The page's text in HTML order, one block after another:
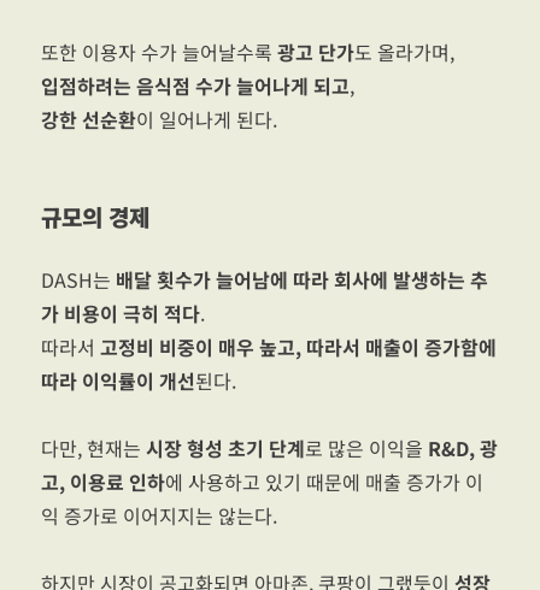
또한 이용자 수가 늘어날수록광고 단가도 올라가며,
입점하려는 음식점 수가 늘어나게 되고,
강한 선순환이 일어나게 된다.
규모의 경제
DASH는 배달 횟수가 늘어남에 따라 회사에 발생하는 추
가 비용이 극히 적다.
따라서고정비 비중이 매우 높고, 따라서 매출이 증가함에
따라 이익률이 개선된다.
다만, 현재는시장 형성 초기 단계로 많은 이익을 R&D, 광
고, 이용료 인하에 사용하고 있기 때문에 매출 증가가 이
익 증가로 이어지지는 않는다.
하지만 시장이 공고화되면 아마존, 쿠팡이 그랬듯이성장